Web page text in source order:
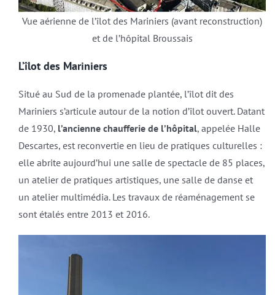
Vue aérienne de l’îlot des Mariniers (avant reconstruction)
et de l’hôpital Broussais
L’îlot des Mariniers
Situé au Sud de la promenade plantée, l’îlot dit des
Mariniers s’articule autour de la notion d’îlot ouvert. Datant
de 1930, l’ancienne chaufferie de l’hôpital, appelée Halle
Descartes, est reconvertie en lieu de pratiques culturelles :
elle abrite aujourd’hui une salle de spectacle de 85 places,
un atelier de pratiques artistiques, une salle de danse et
un atelier multimédia. Les travaux de réaménagement se
sont étalés entre 2013 et 2016.